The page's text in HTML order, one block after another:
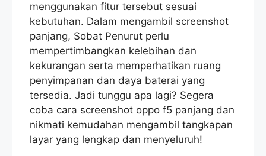
menggunakan fitur tersebut sesuai
kebutuhan. Dalam mengambil screenshot
panjang, Sobat Penurut perlu
mempertimbangkan kelebihan dan
kekurangan serta memperhatikan ruang
penyimpanan dan daya baterai yang
tersedia. Jadi tunggu apa lagi? Segera
coba cara screenshot oppo f5 panjang dan
nikmati kemudahan mengambil tangkapan
layar yang lengkap dan menyeluruh!